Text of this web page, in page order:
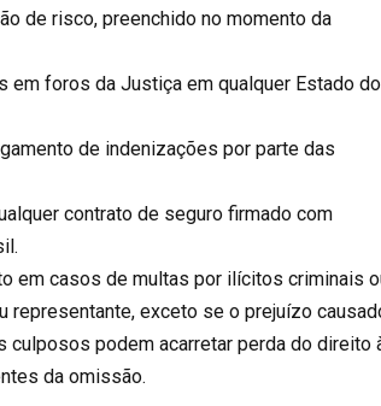
de risco, preenchido no momento da
em foros da Justiça em qualquer Estado do
de indenizações por parte das
contrato de seguro firmado com
em casos de multas por ilícitos criminais
exceto se o prejuízo
podem acarretar perda do direito
da omissão.